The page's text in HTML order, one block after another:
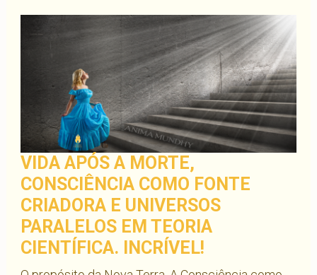
VIDA APÓS A MORTE,
CONSCIÊNCIA COMO FONTE
CRIADORA E UNIVERSOS
PARALELOS EM TEORIA
CIENTÍFICA. INCRÍVEL!